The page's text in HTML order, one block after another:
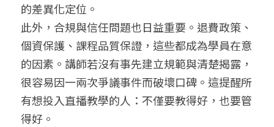
的差異化定位。
此外，合規與信任問題也日益重要。退費政策、
個資保護、課程品質保證，這些都成為學員在意
的因素。講師若沒有事先建立規範與清楚揭露，
很容易因一兩次爭議事件而破壞口碑。這提醒所
有想投入直播教學的人：不僅要教得好，也要管
得好。